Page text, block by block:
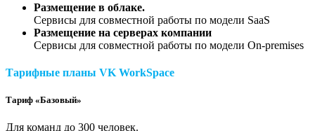
Размещение в облаке.
Сервисы для совместной работы по модели SaaS
Размещение на серверах компании
Сервисы для совместной работы по модели On-premises
Тарифные планы VK WorkSpace
Тариф «Базовый»
Для команд до 300 человек.